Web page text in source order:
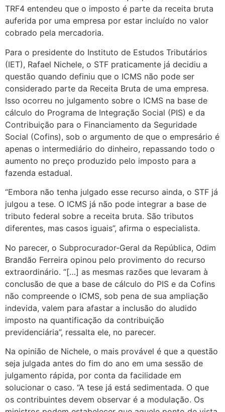
TRF4 entendeu que o imposto é parte da receita bruta
auferida por uma empresa por estar incluído no valor
cobrado pela mercadoria.
Para o presidente do Instituto de Estudos Tributários
(IET), Rafael Nichele, o STF praticamente já decidiu a
questão quando definiu que o ICMS não pode ser
considerado parte da Receita Bruta de uma empresa.
Isso ocorreu no julgamento sobre o ICMS na base de
cálculo do Programa de Integração Social (PIS) e da
Contribuição para o Financiamento da Seguridade
Social (Cofins), sob o argumento de que o empresário é
apenas o intermediário do dinheiro, repassando todo o
aumento no preço produzido pelo imposto para a
fazenda estadual.
“Embora não tenha julgado esse recurso ainda, o STF já
julgou a tese. O ICMS já não pode integrar a base de
tributo federal sobre a receita bruta. São tributos
diferentes, mas casos iguais”, afirma o especialista.
No parecer, o Subprocurador-Geral da República, Odim
Brandão Ferreira opinou pelo provimento do recurso
extraordinário. “[…] as mesmas razões que levaram à
conclusão de que a base de cálculo do PIS e da Cofins
não compreende o ICMS, sob pena de sua ampliação
indevida, valem para afastar a inclusão do aludido
imposto na quantificação da contribuição
previdenciária”, ressalta ele, no parecer.
Na opinião de Nichele, o mais provável é que a questão
seja julgada antes do fim do ano em uma sessão de
julgamento rápida, por conta da facilidade em
solucionar o caso. “A tese já está sedimentada. O que
os contribuintes devem observar é a modulação. Os